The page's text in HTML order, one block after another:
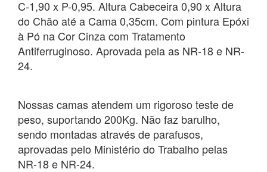
C-1,90 x P-0,95. Altura Cabeceira 0,90 x Altura
do Chão até a Cama 0,35cm. Com pintura Epóxi
à Pó na Cor Cinza com Tratamento
Antiferruginoso. Aprovada pela as NR-18 e NR-
24.
Nossas camas atendem um rigoroso teste de
peso, suportando 200Kg. Não faz barulho,
sendo montadas através de parafusos,
aprovadas pelo Ministério do Trabalho pelas
NR-18 e NR-24.